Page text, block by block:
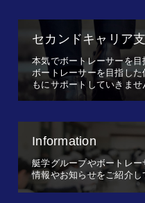
セカンドキャリア
本気でボートレーサーを
ボートレーサーを目指し
もにサポートしていきませ
Information
艇学グループやボートレ
情報やお知らせをご紹介し